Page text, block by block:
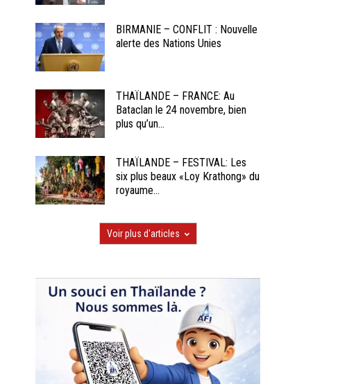
BIRMANIE – CONFLIT : Nouvelle
alerte des Nations Unies
THAÏLANDE – FRANCE: Au
Bataclan le 24 novembre, bien
plus qu’un...
THAÏLANDE – FESTIVAL: Les
six plus beaux «Loy Krathong» du
royaume...
Voir plus d'articles